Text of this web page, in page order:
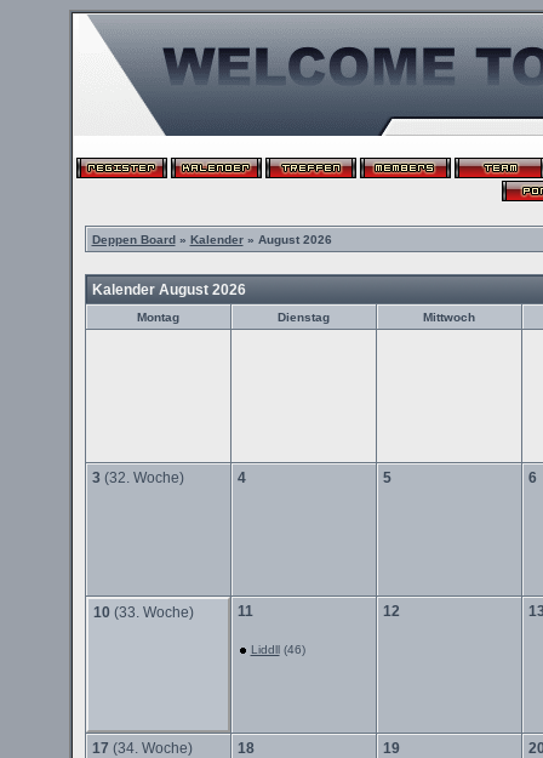
Deppen Board» Kalender» August 2026
Kalender August 2026
Montag Dienstag Mittwoch
3 (32. Woche) 4 5 6
10 (33. Woche) 11
Liddll(46)
12
17 (34. Woche) 18 19